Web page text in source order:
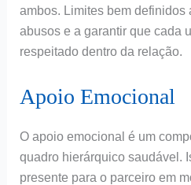
ambos. Limites bem definidos
abusos e a garantir que cada
respeitado dentro da relação.
Apoio Emocional
O apoio emocional é um
quadro hierárquico saudável.
presente para o parceiro em